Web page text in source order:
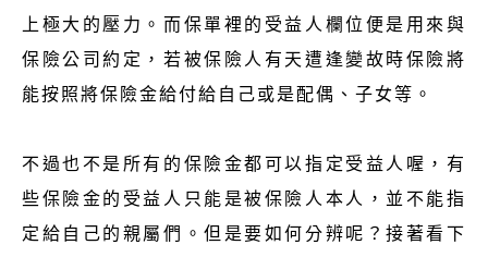
上極大的壓力。而保單裡的受益人欄位便是用來與
保險公司約定，若被保險人有天遭逢變故時保險將
能按照將保險金給付給自己或是配偶、子女等。
不過也不是所有的保險金都可以指定受益人喔，有
些保險金的受益人只能是被保險人本人，並不能指
定給自己的親屬們。但是要如何分辨呢？接著看下